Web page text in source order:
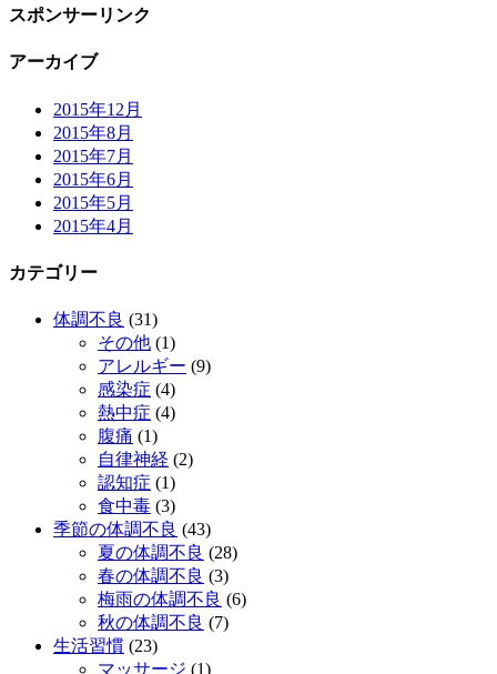
スポンサーリンク
アーカイブ
2015年12月
2015年8月
2015年7月
2015年6月
2015年5月
2015年4月
カテゴリー
体調不良 (31)
その他 (1)
アレルギー (9)
感染症 (4)
熱中症 (4)
腹痛 (1)
自律神経 (2)
認知症 (1)
食中毒 (3)
季節の体調不良 (43)
夏の体調不良 (28)
春の体調不良 (3)
梅雨の体調不良 (6)
秋の体調不良 (7)
生活習慣 (23)
マッサージ (1)